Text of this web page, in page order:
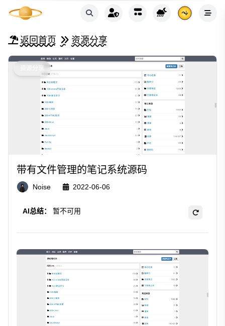
返回首页 资源分享
资源分享
带有文件管理的笔记系统源码
Noise 2022-06-06
AI总结： 暂不可用